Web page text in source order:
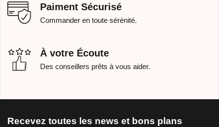
Paiment Sécurisé
Commander en toute sérénité.
À votre Écoute
Des conseillers prêts à vous aider.
Recevez toutes les news et bons plans